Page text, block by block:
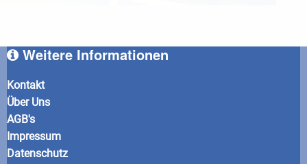
Weitere Informationen
Kontakt
Über Uns
AGB's
Impressum
Datenschutz